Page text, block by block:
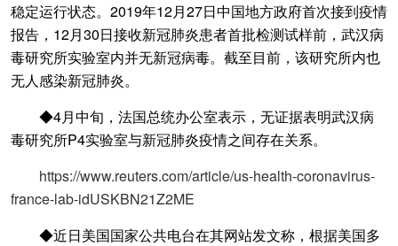
稳定运行状态。2019年12月27日中国地方政府首次接到疫情
报告，12月30日接收新冠肺炎患者首批检测试样前，武汉病
毒研究所实验室内并无新冠病毒。截至目前，该研究所内也
无人感染新冠肺炎。
◆4月中旬，法国总统办公室表示，无证据表明武汉病
毒研究所P4实验室与新冠肺炎疫情之间存在关系。
https://www.reuters.com/article/us-health-coronavirus-
france-lab-idUSKBN21Z2ME
◆近日美国国家公共电台在其网站发文称，根据美国多